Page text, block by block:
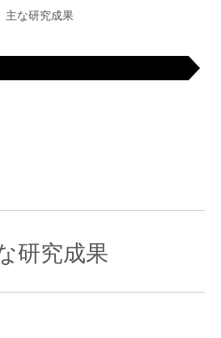
主な研究成果
研究成果